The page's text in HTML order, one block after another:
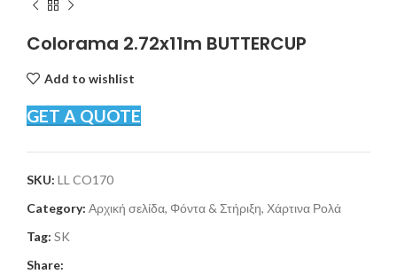
Colorama 2.72x11m BUTTERCUP
Add to wishlist
GET A QUOTE
SKU: LL CO170
Category: Αρχική σελίδα, Φόντα & Στήριξη, Χάρτινα Ρολά
Tag: SK
Share: